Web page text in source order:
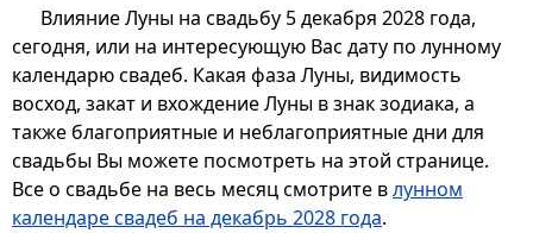
Влияние Луны на свадьбу 5 декабря 2028 года,
сегодня, или на интересующую Вас дату по лунному
календарю свадеб. Какая фаза Луны, видимость
восход, закат и вхождение Луны в знак зодиака, а
также благоприятные и неблагоприятные дни для
свадьбы Вы можете посмотреть на этой странице.
Все о свадьбе на весь месяц смотрите влунном
календаре свадеб на декабрь 2028 года.